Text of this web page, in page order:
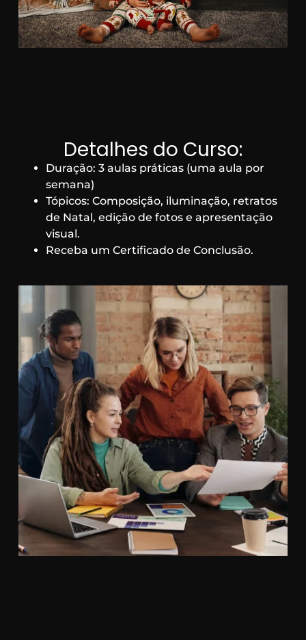
Detalhes do Curso:
Duração: 3 aulas práticas (uma aula por
semana)
Tópicos: Composição, iluminação, retratos
de Natal, edição de fotos e apresentação
visual.
Receba um Certificado de Conclusão.